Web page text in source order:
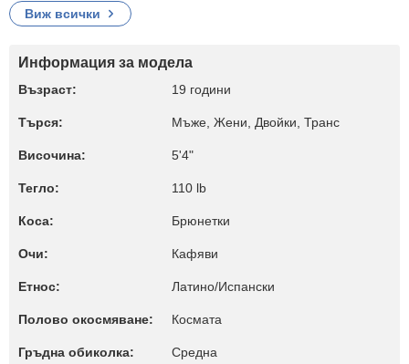
Виж всички
Информация за модела
Възраст: 19 години
Търся: Мъже, Жени, Двойки, Транс
Височина: 5'4"
Тегло: 110 lb
Коса: Брюнетки
Очи: Кафяви
Етнос: Латино/Испански
Полово окосмяване: Космата
Гръдна обиколка: Среднa